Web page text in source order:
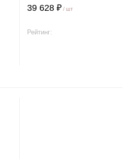
39 628 ₽ / шт
Рейтинг: